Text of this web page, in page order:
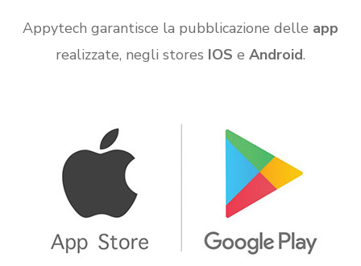
Appytech garantisce la pubblicazione delle app
realizzate, negli stores IOS e Android.